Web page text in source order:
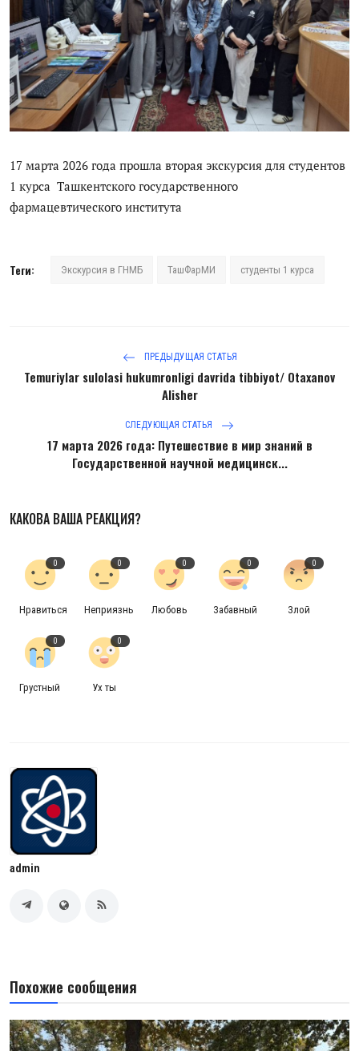
Цифровые коллекции
История здравоохранения Узбекистана
Периодические издания
Фотогалерея
Медики Узбекистана
ВАК
PDF-translator
Антикоррупция
17 марта 2026 года прошла вторая экскурсия для студентов
1 курса Ташкентского государственного
фармацевтического института
Теги: Экскурсия в ГНМБ ТашФарМИ студенты 1 курса
ПРЕДЫДУЩАЯ СТАТЬЯ
Temuriylar sulolasi hukumronligi davrida tibbiyot/ Otaxanov
Alisher
СЛЕДУЮЩАЯ СТАТЬЯ
17 марта 2026 года: Путешествие в мир знаний в
Государственной научной медицинск...
КАКОВА ВАША РЕАКЦИЯ?
0
Нравиться
0
Неприязнь
0
Любовь
0
Забавный
0
Злой
0
Грустный
0
Ух ты
admin
Похожие сообщения